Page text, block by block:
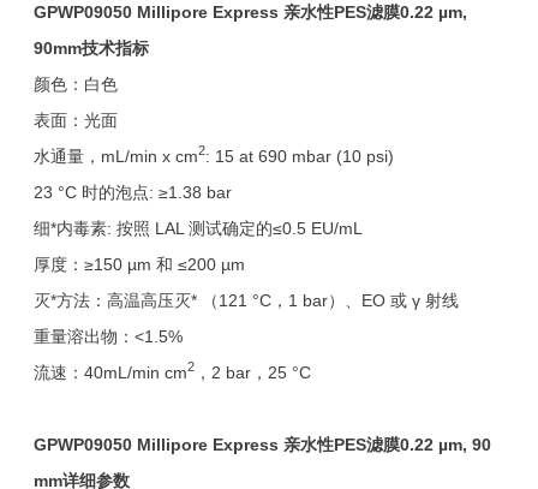
GPWP09050 Millipore Express 亲水性PES滤膜0.22 µm,
90mm技术指标
颜色：白色
表面：光面
水通量，mL/min x cm2: 15 at 690 mbar (10 psi)
23 °C 时的泡点: ≥1.38 bar
细*内毒素: 按照 LAL 测试确定的≤0.5 EU/mL
厚度：≥150 µm 和 ≤200 µm
灭*方法：高温高压灭* （121 °C，1 bar）、EO 或 γ 射线
重量溶出物：<1.5%
流速：40mL/min cm2，2 bar，25 °C
GPWP09050 Millipore Express 亲水性PES滤膜0.22 µm, 90
mm详细参数